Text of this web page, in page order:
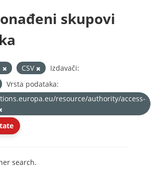
skupovi
CSV
Izdavači:
Vrsta podataka:
resource/authority/access-
search.